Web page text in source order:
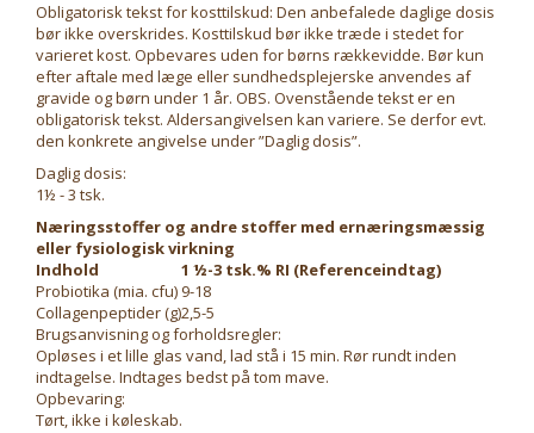
Obligatorisk tekst for kosttilskud: Den anbefalede daglige dosis
bør ikke overskrides. Kosttilskud bør ikke træde i stedet for
varieret kost. Opbevares uden for børns rækkevidde. Bør kun
efter aftale med læge eller sundhedsplejerske anvendes af
gravide og børn under 1 år. OBS. Ovenstående tekst er en
obligatorisk tekst. Aldersangivelsen kan variere. Se derfor evt.
den konkrete angivelse under ”Daglig dosis”.
Daglig dosis:
1½ - 3 tsk.
Næringsstoffer og andre stoffer med ernæringsmæssig
eller fysiologisk virkning
Indhold
1 ½-3 tsk.% RI (Referenceindtag)
Probiotika (mia. cfu) 9-18
Collagenpeptider (g)2,5-5
Brugsanvisning og forholdsregler:
Opløses i et lille glas vand, lad stå i 15 min. Rør rundt inden
indtagelse. Indtages bedst på tom mave.
Opbevaring:
Tørt, ikke i køleskab.